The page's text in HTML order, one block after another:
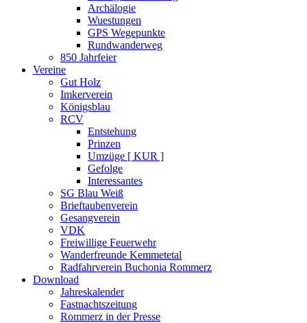
Archälogie
Wuestungen
GPS Wegepunkte
Rundwanderweg
850 Jahrfeier
Vereine
Gut Holz
Imkerverein
Königsblau
RCV
Entstehung
Prinzen
Umzüge [ KUR ]
Gefolge
Interessantes
SG Blau Weiß
Brieftaubenverein
Gesangverein
VDK
Freiwillige Feuerwehr
Wanderfreunde Kemmetetal
Radfahrverein Buchonia Rommerz
Download
Jahreskalender
Fastnachtszeitung
Rommerz in der Presse